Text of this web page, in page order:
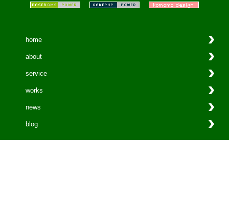
home
about
service
works
news
blog